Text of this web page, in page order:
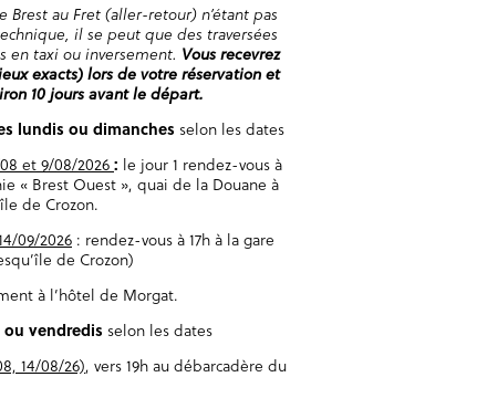
Brest au Fret (aller-retour) n’étant pas
il se peut que des traversées
en taxi ou inversement. Vous recevrez
exacts) lors de votre réservation et
10 jours avant le départ.
lundis ou dimanches selon les dates
et 9/08/2026: le jour 1 rendez-vous à
« Brest Ouest », quai de la Douane à
de Crozon.
09/2026 : rendez-vous à 17h à la gare
de Crozon)
à l’hôtel de Morgat.
ou vendredis selon les dates
14/08/26), vers 19h au débarcadère du